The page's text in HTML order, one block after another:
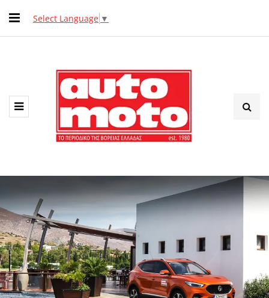
Select Language ▼